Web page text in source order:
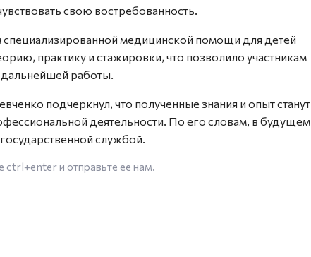
свою востребованность.
медицинской помощи для детей
практику и стажировки, что позволило участникам
работы.
подчеркнул, что полученные знания и опыт станут
деятельности. По его словам, в будущем
службой.
ctrl+enterи отправьте ее нам.